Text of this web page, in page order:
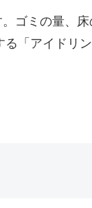
ゴミの量、
「アイドリ